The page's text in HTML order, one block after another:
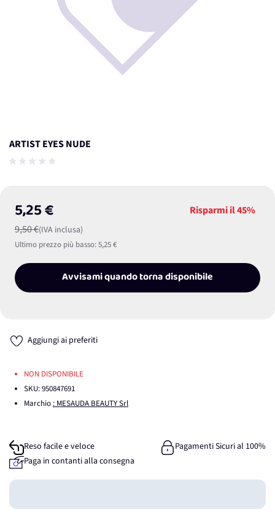
ARTIST EYES NUDE
5,25 €
9,50 €(IVA inclusa)
Risparmi il45%
Ultimo prezzo più basso:5,25 €
Avvisami quando torna disponibile
Aggiungi ai preferiti
NON DISPONIBILE
SKU:950847691
Marchio : MESAUDA BEAUTY Srl
Reso facile e veloce
Pagamenti Sicuri al 100%
Paga in contanti alla consegna
Guadagna